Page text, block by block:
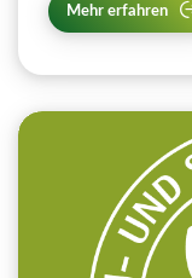
Mehr erfahren